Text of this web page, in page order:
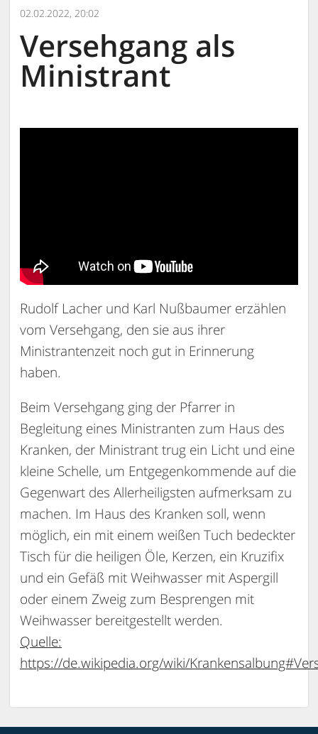
02.02.2022, 20:02
Versehgang als
Ministrant
Rudolf Lacher und Karl Nußbaumer erzählen
vom Versehgang, den sie aus ihrer
Ministrantenzeit noch gut in Erinnerung
haben.
Beim Versehgang ging der Pfarrer in
Begleitung eines Ministranten zum Haus des
Kranken, der Ministrant trug ein Licht und eine
kleine Schelle, um Entgegenkommende auf die
Gegenwart des Allerheiligsten aufmerksam zu
machen. Im Haus des Kranken soll, wenn
möglich, ein mit einem weißen Tuch bedeckter
Tisch für die heiligen Öle, Kerzen, ein Kruzifix
und ein Gefäß mit Weihwasser mit Aspergill
oder einem Zweig zum Besprengen mit
Weihwasser bereitgestellt werden.
Quelle:
https://de.wikipedia.org/wiki/